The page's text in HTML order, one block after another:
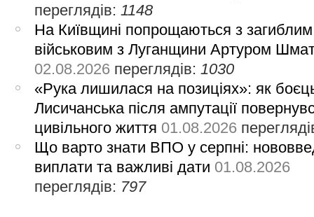
переглядів: 1148
На Київщині попрощаються з загиблим
військовим з Луганщини Артуром
02.08.2026 переглядів: 1030
«Рука лишилася на позиціях»: як
Лисичанська після ампутації
цивільного життя 01.08.2026
Що варто знати ВПО у серпні:
виплати та важливі дати 01.08.2026
переглядів: 797